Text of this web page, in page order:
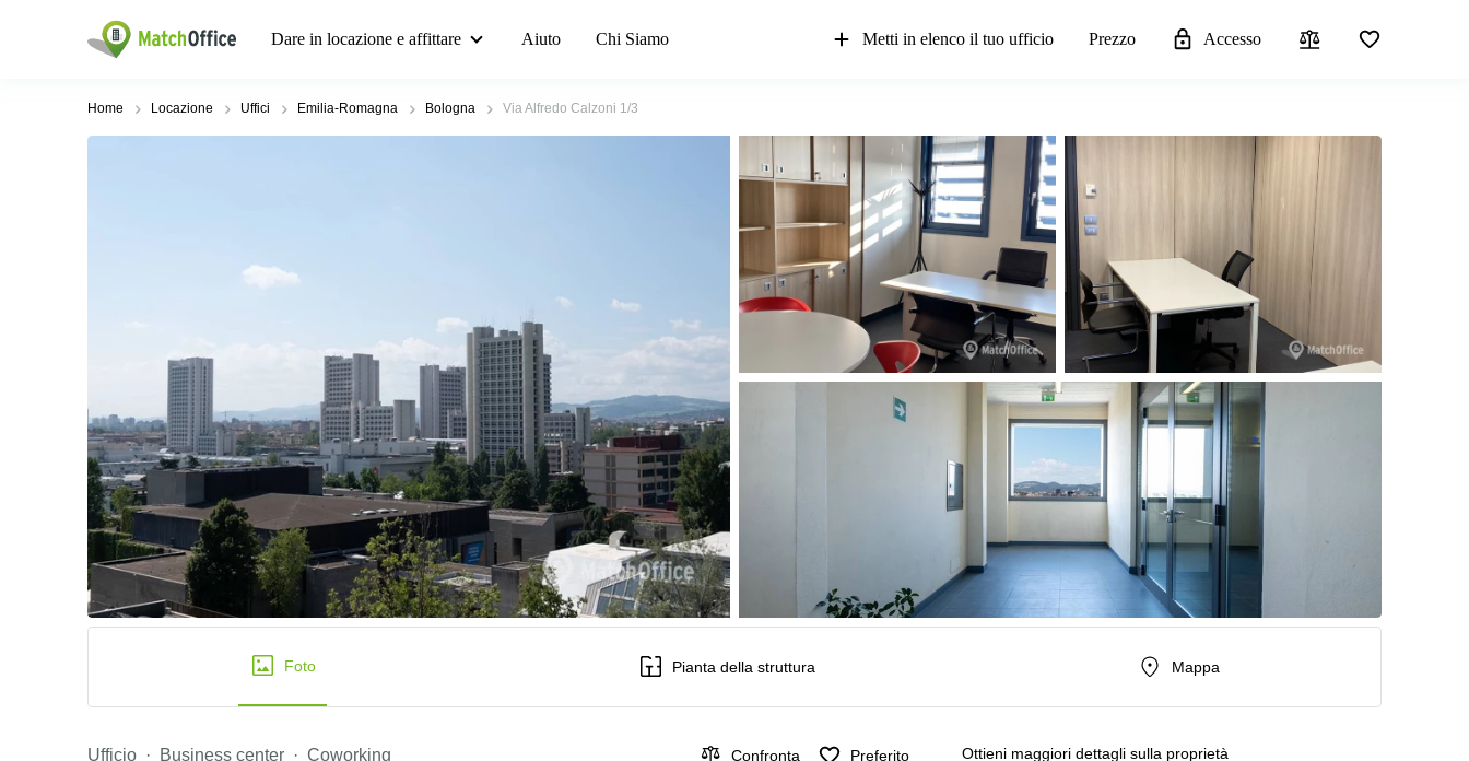
Dare in locazione e affittare Aiuto Chi Siamo Metti in elenco il tuo ufficio Prezzo Accesso
Home Locazione Uffici Emilia-Romagna Bologna Via Alfredo Calzoni 1/3
Foto Pianta della struttura Mappa
Ufficio Business center Coworking Confronta Preferito Ottieni maggiori dettagli sulla proprietà